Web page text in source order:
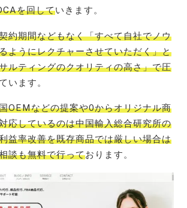
を回していきます。
約期間などもなく「すべて自社でノウ
ようにレクチャーさせていただく」と
ルティングのクオリティの高さ」で圧
います。
OEMなどの提案や0からオリジナル商
応しているのは中国輸入総合研究所の
益率改善を既存商品では厳しい場合は
談も無料で行っております。